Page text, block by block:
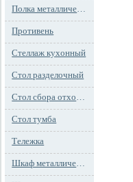
Полка металлическая
Противень
Стеллаж кухонный
Стол разделочный
Стол сбора отходов
Стол тумба
Тележка
Шкаф металлический